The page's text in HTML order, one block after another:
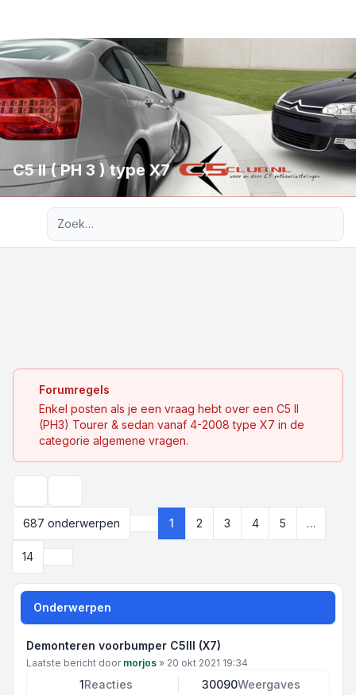
C5 II ( PH 3 ) type X7
Forumregels
Enkel posten als je een vraag hebt over een C5 II
(PH3) Tourer & sedan vanaf 4-2008 type X7 in de
categorie algemene vragen.
687 onderwerpen
Pagina van
1 2 3 4 5 …
14
Onderwerpen
Demonteren voorbumper C5III (X7)
Laatste bericht door morjos » 20 okt 2021 19:34
1Reacties 30090Weergaves